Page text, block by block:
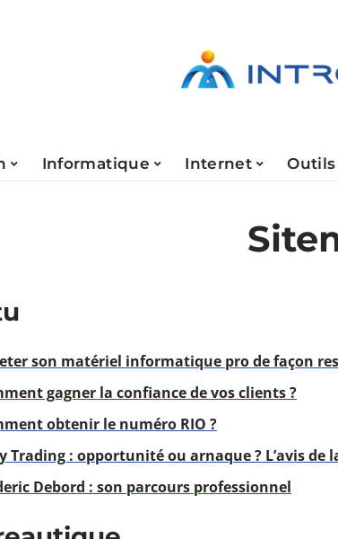
Informatique Internet
son matériel informatique pro de façon
gagner la confiance de vos clients ?
obtenir le numéro RIO ?
Trading : opportunité ou arnaque ? L’avis de
Debord : son parcours professionnel